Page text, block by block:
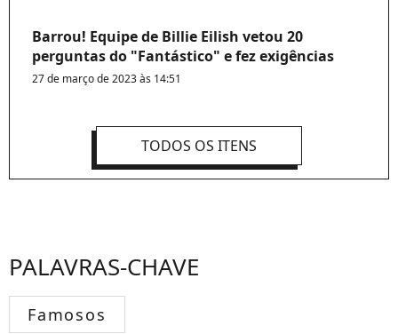
Barrou! Equipe de Billie Eilish vetou 20
perguntas do "Fantástico" e fez exigências
27 de março de 2023 às 14:51
TODOS OS ITENS
PALAVRAS-CHAVE
Famosos